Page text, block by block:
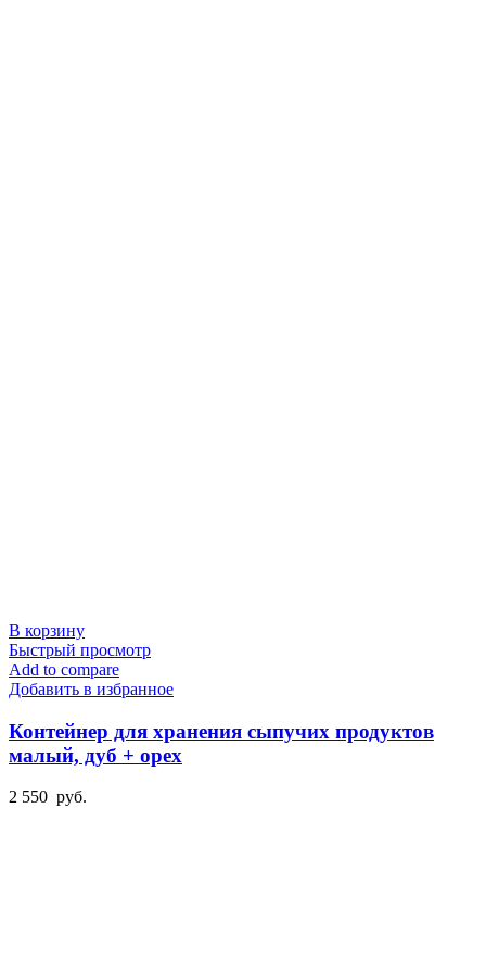
В корзину
Быстрый просмотр
Add to compare
Добавить в избранное
Контейнер для хранения сыпучих продуктов
малый, дуб + орех
2 550 руб.